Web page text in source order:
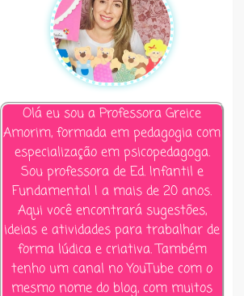
Olá eu sou a Professora Greice
Amorim, formada em pedagogia com
especialização em psicopedagoga.
Sou professora de Ed. Infantil e
Fundamental I a mais de 20 anos.
Aqui você encontrará sugestões,
ideias e atividades para trabalhar de
forma lúdica e criativa. Também
tenho um canal no YouTube com o
mesmo nome do blog, com muitos